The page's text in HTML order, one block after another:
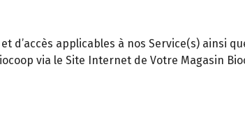
d’accès applicables à nos Service(s) ainsi
via le Site Internet de Votre Magasin